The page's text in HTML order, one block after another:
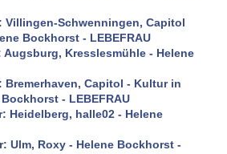
Villingen-Schwenningen, Capitol
Bockhorst - LEBEFRAU
Augsburg, Kresslesmühle - Helene
Bremerhaven, Capitol - Kultur in
- LEBEFRAU
Heidelberg, halle02 - Helene
Ulm, Roxy - Helene Bockhorst -